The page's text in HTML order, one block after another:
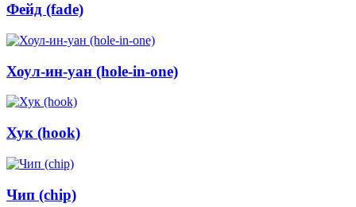
Фейд (fade)
Хоул-ин-уан (hole-in-one)
Хук (hook)
Чип (chip)